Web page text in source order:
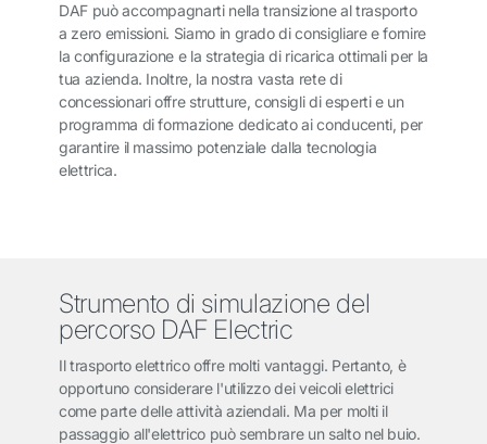
DAF può accompagnarti nella transizione al trasporto
a zero emissioni. Siamo in grado di consigliare e fornire
la configurazione e la strategia di ricarica ottimali per la
tua azienda. Inoltre, la nostra vasta rete di
concessionari offre strutture, consigli di esperti e un
programma di formazione dedicato ai conducenti, per
garantire il massimo potenziale dalla tecnologia
elettrica.
Strumento di simulazione del
percorso DAF Electric
Il trasporto elettrico offre molti vantaggi. Pertanto, è
opportuno considerare l'utilizzo dei veicoli elettrici
come parte delle attività aziendali. Ma per molti il
passaggio all'elettrico può sembrare un salto nel buio.